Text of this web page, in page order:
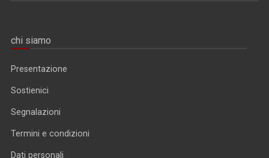
chi siamo
Presentazione
Sostienici
Segnalazioni
Termini e condizioni
Dati personali